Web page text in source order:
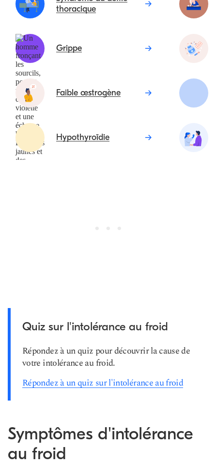
thoracique
Grippe
Faible œstrogène
Hypothyroïdie
Quiz sur l'intolérance au froid
Répondez à un quiz pour découvrir la cause de
votre intolérance au froid.
Répondez à un quiz sur l'intolérance au froid
Symptômes d'intolérance
au froid